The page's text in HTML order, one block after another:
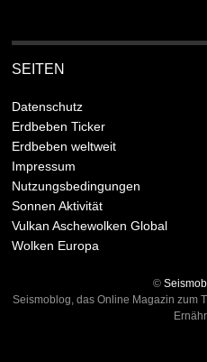
SEITEN
Datenschutz
Erdbeben Ticker
Erdbeben weltweit
Impressum
Nutzungsbedingungen
Sonnen Aktivität
Vulkan Aschewolken Global
Wolken Europa
©
Seismoblog, das Online Magazin zum